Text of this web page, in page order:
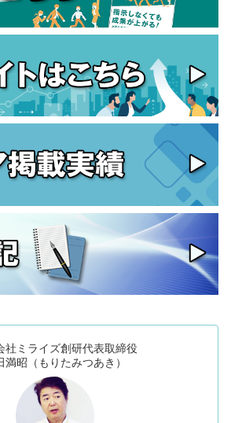
社ミライズ創研代表取締役
満昭（もりたみつあき）